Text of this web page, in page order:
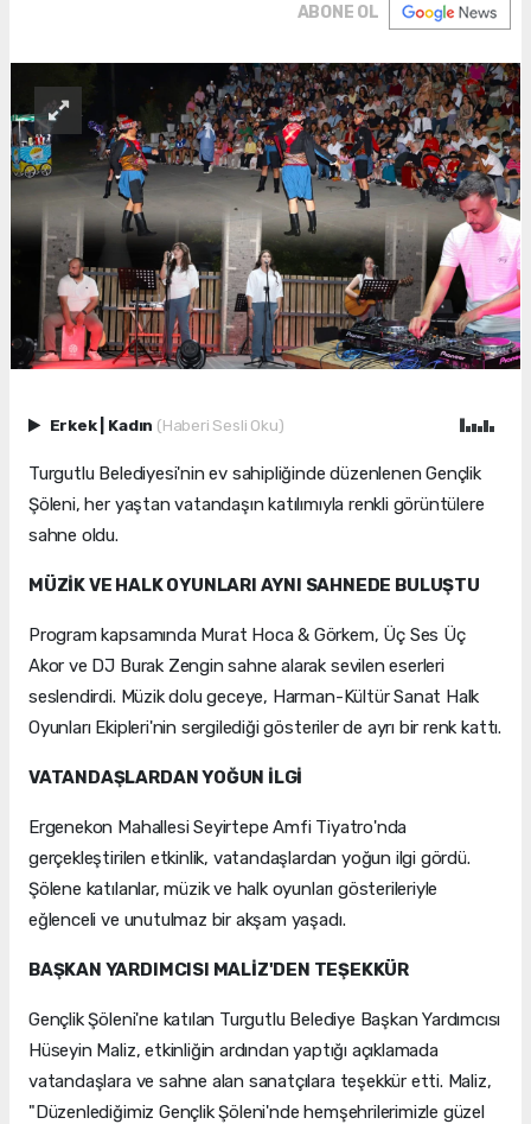
ABONE OL
Erkek Kadın (Haberi Sesli Oku)
Turgutlu Belediyesi'nin ev sahipliğinde düzenlenen Gençlik
Şöleni, her yaştan vatandaşın katılımıyla renkli görüntülere
sahne oldu.
MÜZİK VE HALK OYUNLARI AYNI SAHNEDE BULUŞTU
Program kapsamında Murat Hoca & Görkem, Üç Ses Üç
Akor ve DJ Burak Zengin sahne alarak sevilen eserleri
seslendirdi. Müzik dolu geceye, Harman-Kültür Sanat Halk
Oyunları Ekipleri'nin sergilediği gösteriler de ayrı bir renk kattı.
VATANDAŞLARDAN YOĞUN İLGİ
Ergenekon Mahallesi Seyirtepe Amfi Tiyatro'nda
gerçekleştirilen etkinlik, vatandaşlardan yoğun ilgi gördü.
Şölene katılanlar, müzik ve halk oyunları gösterileriyle
eğlenceli ve unutulmaz bir akşam yaşadı.
BAŞKAN YARDIMCISI MALİZ'DEN TEŞEKKÜR
Gençlik Şöleni'ne katılan Turgutlu Belediye Başkan Yardımcısı
Hüseyin Maliz, etkinliğin ardından yaptığı açıklamada
vatandaşlara ve sahne alan sanatçılara teşekkür etti. Maliz,
"Düzenlediğimiz Gençlik Şöleni'nde hemşehrilerimizle güzel